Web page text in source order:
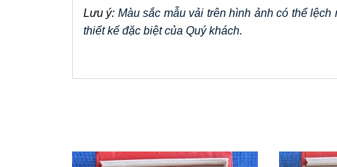
Lưu ý: Màu sắc mẫu vải trên hình ảnh có thể
thiết kế đặc biệt của Quý khách.